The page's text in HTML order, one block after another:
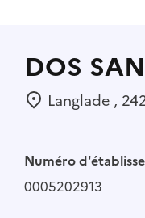
DOS
Langlade ,
Numéro
0005202913